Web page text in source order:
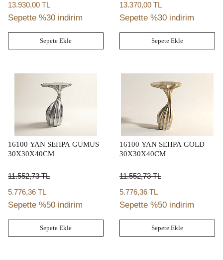
13.930,00 TL
Sepette %30 indirim
Sepete Ekle
13.370,00 TL
Sepette %30 indirim
Sepete Ekle
16100 YAN SEHPA GUMUS
30X30X40CM
11.552,73TL
5.776,36 TL
Sepette %50 indirim
Sepete Ekle
16100 YAN SEHPA GOLD
30X30X40CM
11.552,73TL
5.776,36 TL
Sepette %50 indirim
Sepete Ekle